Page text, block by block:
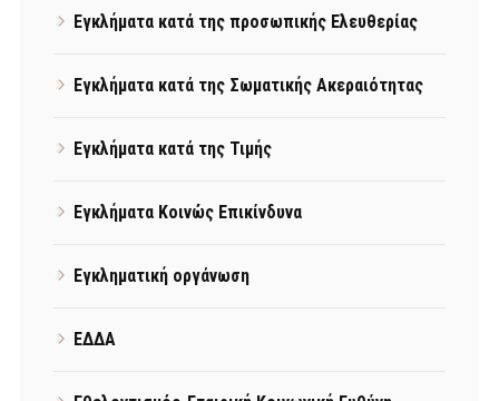
Εγκλήματα κατά της προσωπικής Ελευθερίας
Εγκλήματα κατά της Σωματικής Ακεραιότητας
Εγκλήματα κατά της Τιμής
Εγκλήματα Κοινώς Επικίνδυνα
Εγκληματική οργάνωση
ΕΔΔΑ